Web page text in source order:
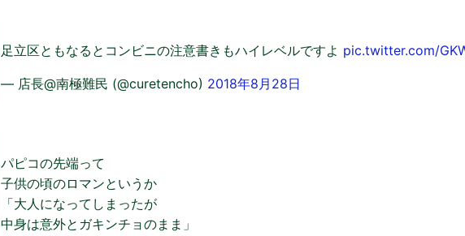
足立区ともなるとコンビニの注意書きもハイレベルですよ pic.twitter.com/
— 店長@南極難民 (@curetencho) 2018年8月28日
パピコの先端って
子供の頃のロマンというか
「大人になってしまったが
中身は意外とガキンチョのまま」